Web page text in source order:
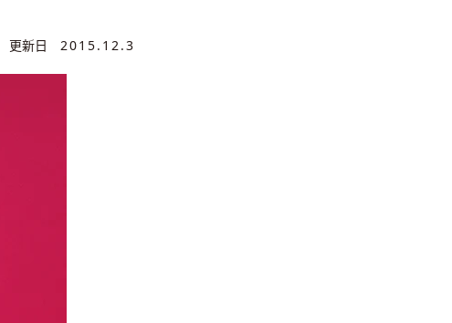
更新日 2015.12.3